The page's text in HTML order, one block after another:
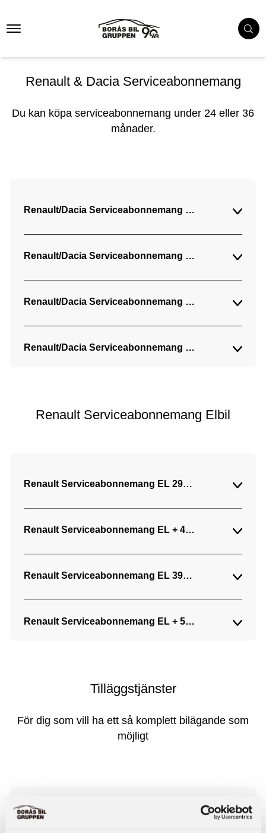
Renault & Dacia
Renault & Dacia Serviceabonnemang
Du kan köpa serviceabonnemang under 24 eller 36
månader.
Renault/Dacia Serviceabonnemang 499 kr/mån (36
Renault/Dacia Serviceabonnemang + 699 kr/mån (36
Renault/Dacia Serviceabonnemang 599 kr/mån (24
Renault/Dacia Serviceabonnemang + 799 kr/mån (24
Renault Serviceabonnemang Elbil
Renault Serviceabonnemang EL 299 kr/mån (36 mån)
Renault Serviceabonnemang EL + 499 kr/mån (36
Renault Serviceabonnemang EL 399 kr/mån (24 mån)
Renault Serviceabonnemang EL + 599 kr/mån (24
Tilläggstjänster
För dig som vill ha ett så komplett bilägande som
möjligt
Tvätta Tvättabonnemang Silver 299 kr/mån